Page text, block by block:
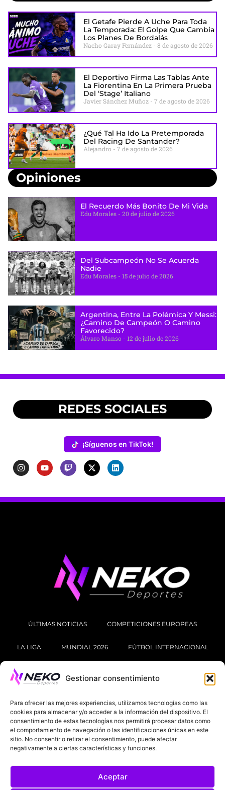
Gestionar consentimiento
Para ofrecer las mejores experiencias, utilizamos tecnologías como las
cookies para almacenar y/o acceder a la información del dispositivo. El
consentimiento de estas tecnologías nos permitirá procesar datos como
el comportamiento de navegación o las identificaciones únicas en este
sitio. No consentir o retirar el consentimiento, puede afectar
negativamente a ciertas características y funciones.
Aceptar
El Getafe Pierde A Uche Para Toda
La Temporada: El Golpe Que Cambia
Los Planes De Bordalás
Nacho Garay Fernández 8 de agosto de 2026
El Deportivo Firma Las Tablas Ante
La Fiorentina En La Primera Prueba
Del ‘stage’ Italiano
Javier Sánchez Muñoz 7 de agosto de 2026
¿Qué Tal Ha Ido La Pretemporada
Del Racing De Santander?
Alejandro 7 de agosto de 2026
Opiniones
El Recuerdo Más Bonito De Mi Vida
Edu Morales 20 de julio de 2026
Del Subcampeón No Se Acuerda
Nadie
Edu Morales 15 de julio de 2026
Argentina, Entre La Polémica Y Messi:
¿camino De Campeón O Camino
Favorecido?
Álvaro Manso 12 de julio de 2026
REDES SOCIALES
¡Síguenos en TikTok!
ÚLTIMAS NOTICIAS COMPETICIONES EUROPEAS
LA LIGA MUNDIAL 2026 FÚTBOL INTERNACIONAL
POLÍTICA DE COOKIES
@2025. TODOS LOS DERECHOS RESERVADOS
DISEÑADO PORDARYL STUDIO.